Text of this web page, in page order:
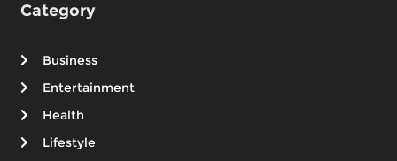
Category
Business
Entertainment
Health
Lifestyle